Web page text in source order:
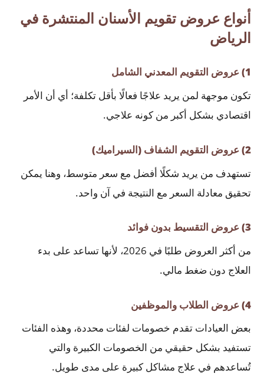
أنواع عروض تقويم الأسنان المنتشرة في
الرياض
1) عروض التقويم المعدني الشامل
تكون موجهة لمن يريد علاجًا فعالًا بأقل تكلفة؛ أي أن الأمر
اقتصادي بشكل أكبر من كونه علاجي.
2) عروض التقويم الشفاف (السيراميك)
تستهدف من يريد شكلًا أفضل مع سعر متوسط، وهنا يمكن
تحقيق معادلة السعر مع النتيجة في آن واحد.
3) عروض التقسيط بدون فوائد
من أكثر العروض طلبًا في 2026، لأنها تساعد على بدء
العلاج دون ضغط مالي.
4) عروض الطلاب والموظفين
بعض العيادات تقدم خصومات لفئات محددة، وهذه الفئات
تستفيد بشكل حقيقي من الخصومات الكبيرة والتي
تُساعدهم في علاج مشاكل كبيرة على مدى طويل.